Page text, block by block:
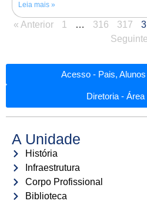
Leia mais »
« Anterior 1 … 316 317
Acesso - Pais,
Diretoria -
A Unidade
História
Infraestrutura
Corpo Profissional
Biblioteca